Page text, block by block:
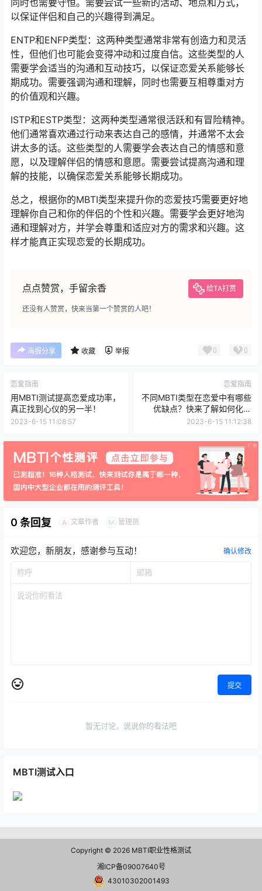
以保证伴侣和自己的兴趣得到满足。
ENTP和ENFP类型：这两种类型通常非常有创造力和灵活
性，但他们也可能会变得冲动和过度自信。这些类型的人
需要学会适当的沟通和互动技巧，以保证恋爱关系能够长
期成功。需要强调沟通和理解，同时也需要互相尊重对方
的价值观和兴趣。
ISTP和ESTP类型：这两种类型通常很活跃和有冒险精神。
他们通常喜欢通过行动来表达自己的感情，并通常不太会
讲太多的话。这些类型的人需要学会表达自己的情感和意
愿，以及理解伴侣的情感和意愿。需要尝试提高沟通和理
解的技能，以确保恋爱关系能够长期成功。
总之，根据你的MBTI类型来提升你的恋爱技巧需要更好地
理解你自己和你的伴侣的个性和兴趣。需要学会更好地沟
通和理解对方，并学会尊重和适应对方的需求和兴趣。这
样才能真正实现恋爱的长期成功。
点点赞赏，手留余香 给TA打赏
还没有人赞赏，快来当第一个赞赏的人吧！
海报分享 收藏 举报 0 0
恋爱指南
用MBTI测试提高恋爱成功率，
真正找到心仪的另一半！
2023-6-15 11:08:57
恋爱指南
不同MBTI类型在恋爱中有哪些
优缺点？快来了解如何化解
MBTI约会陷阱
2023-6-15 11:12:38
0 条回复 A 文章作者 M 管理员
欢迎您，新朋友，感谢参与互动！ 确认修改
提交
暂无讨论，说说你的看法吧
MBTI测试入口
Copyright © 2026 MBTI职业性格测试
湘ICP备09007640号
43010302001493